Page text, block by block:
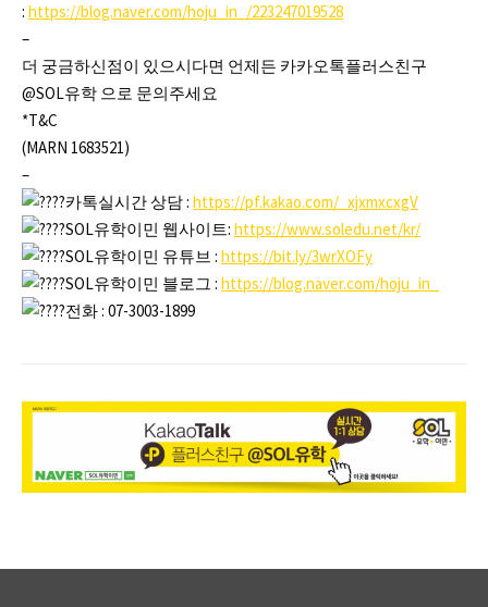
: https://blog.naver.com/hoju_in_/223247019528
–
더 궁금하신점이 있으시다면 언제든 카카오톡플러스친구
@SOL유학 으로 문의주세요
*T&C
(MARN 1683521)
–
카톡실시간 상담 : https://pf.kakao.com/_xjxmxcxgV
SOL유학이민 웹사이트: https://www.soledu.net/kr/
SOL유학이민 유튜브 : https://bit.ly/3wrXOFy
SOL유학이민 블로그 : https://blog.naver.com/hoju_in_
전화 : 07-3003-1899